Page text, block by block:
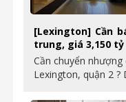
[Lexington] Cần
trung, giá 3,150 tỷ
Cần chuyển
Lexington, quận 2 ?